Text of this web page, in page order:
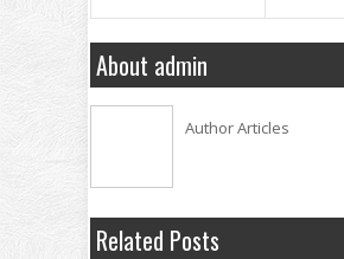
About admin
Author Articles
Related Posts